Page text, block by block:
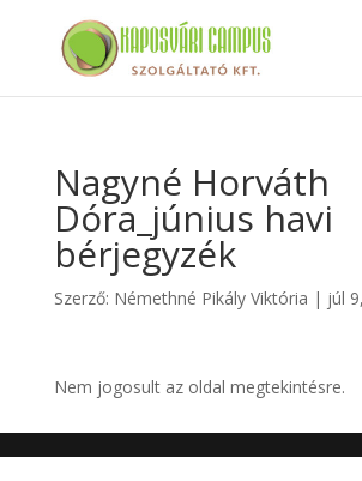
Nagyné Horváth
Dóra_június havi
bérjegyzék
Szerző: Némethné Pikály Viktória | júl
Nem jogosult az oldal megtekintésre.